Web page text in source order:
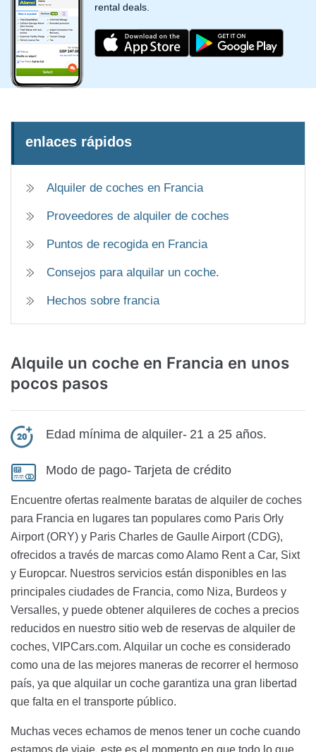
rental deals.
enlaces rápidos
Alquiler de coches en Francia
Proveedores de alquiler de coches
Puntos de recogida en Francia
Consejos para alquilar un coche.
Hechos sobre francia
Alquile un coche en Francia en unos
pocos pasos
Edad mínima de alquiler- 21 a 25 años.
Modo de pago- Tarjeta de crédito
Encuentre ofertas realmente baratas de alquiler de coches
para Francia en lugares tan populares como Paris Orly
Airport (ORY) y Paris Charles de Gaulle Airport (CDG),
ofrecidos a través de marcas como Alamo Rent a Car, Sixt
y Europcar. Nuestros servicios están disponibles en las
principales ciudades de Francia, como Niza, Burdeos y
Versalles, y puede obtener alquileres de coches a precios
reducidos en nuestro sitio web de reservas de alquiler de
coches, VIPCars.com. Alquilar un coche es considerado
como una de las mejores maneras de recorrer el hermoso
país, ya que alquilar un coche garantiza una gran libertad
que falta en el transporte público.
Muchas veces echamos de menos tener un coche cuando
estamos de viaje, este es el momento en que todo lo que